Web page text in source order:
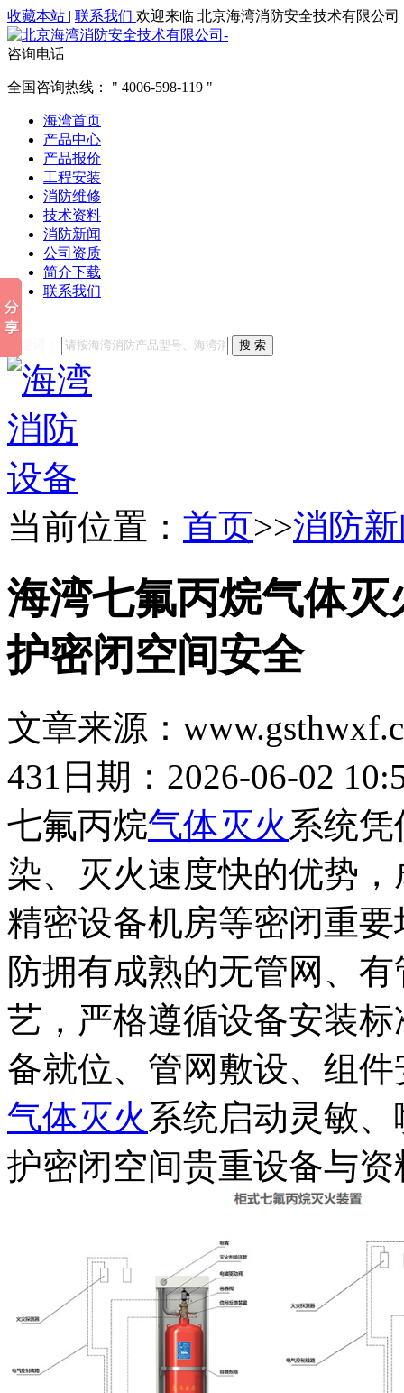
收藏本站 | 联系我们 欢迎来临 北京海湾消防安全技术有限公司
咨询电话
全国咨询热线： 4006-598-119
海湾首页
产品中心
产品报价
工程安装
消防维修
技术资料
消防新闻
公司资质
简介下载
联系我们
他们都在搜索:
搜 索
当前位置： 首页>>消防
海湾七氟丙烷气体
护密闭空间安全
文章来源：
431 日期：2026-06-02
七氟丙烷气体灭火 系统
染、灭火速度快的优势
精密设备机房等密闭重
防拥有成熟的无管网、
艺，严格遵循设备安装
备就位、管网敷设、组
气体灭火 系统启动灵敏
护密闭空间贵重设备与